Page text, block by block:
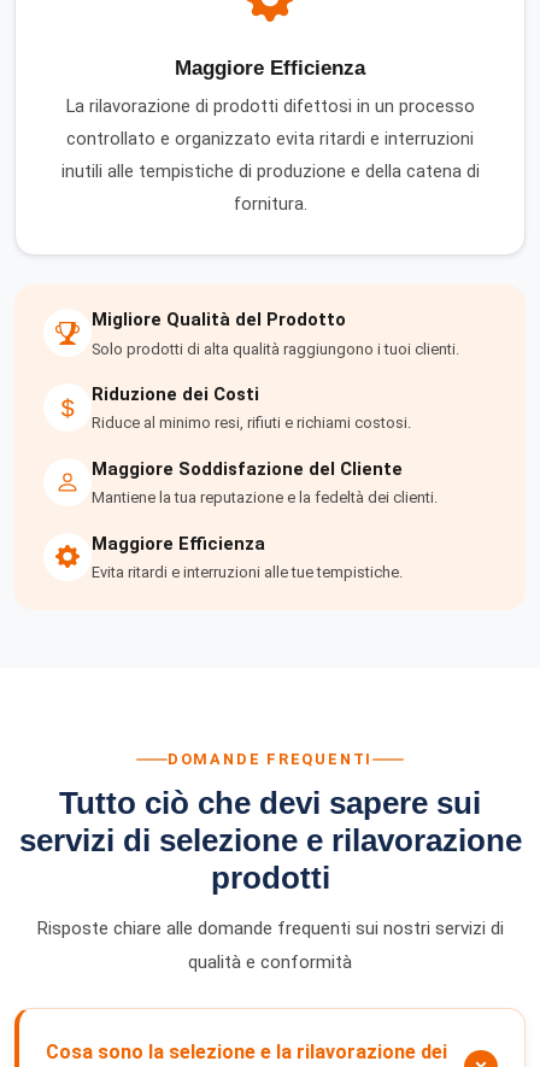
Maggiore Efficienza
La rilavorazione di prodotti difettosi in un processo
controllato e organizzato evita ritardi e interruzioni
inutili alle tempistiche di produzione e della catena di
fornitura.
Migliore Qualità del Prodotto
Solo prodotti di alta qualità raggiungono i tuoi clienti.
Riduzione dei Costi
Riduce al minimo resi, rifiuti e richiami costosi.
Maggiore Soddisfazione del Cliente
Mantiene la tua reputazione e la fedeltà dei clienti.
Maggiore Efficienza
Evita ritardi e interruzioni alle tue tempistiche.
DOMANDE FREQUENTI
Tutto ciò che devi sapere sui
servizi di selezione e rilavorazione
prodotti
Risposte chiare alle domande frequenti sui nostri servizi di
qualità e conformità
Cosa sono la selezione e la rilavorazione dei